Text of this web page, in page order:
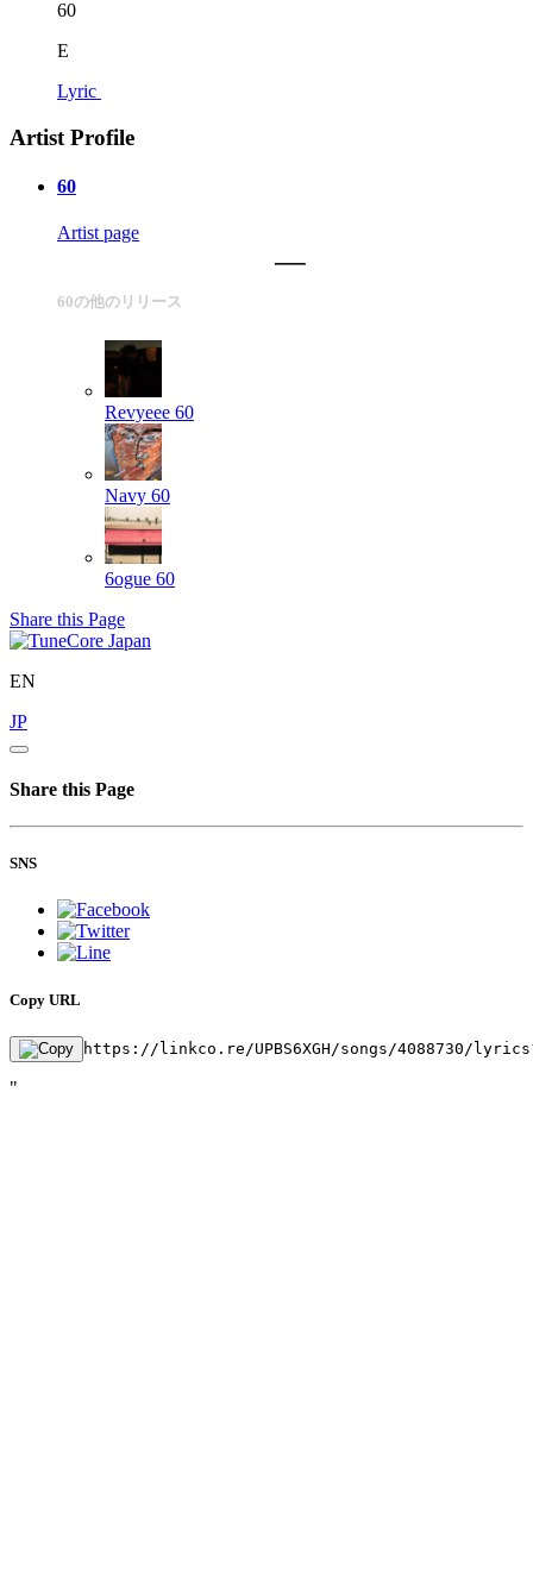
60
E
Lyric
Artist Profile
60
Artist page
60の他のリリース
Revyeee 60
Navy 60
6ogue 60
Share this Page
EN
JP
Share this Page
SNS
Copy URL
https://linkco.re/UPBS6XGH/songs/4088730/
"